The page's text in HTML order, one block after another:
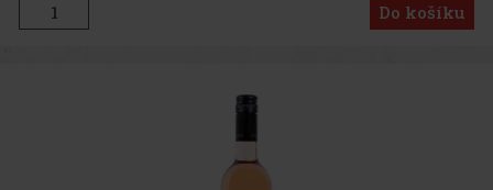
Do košíku